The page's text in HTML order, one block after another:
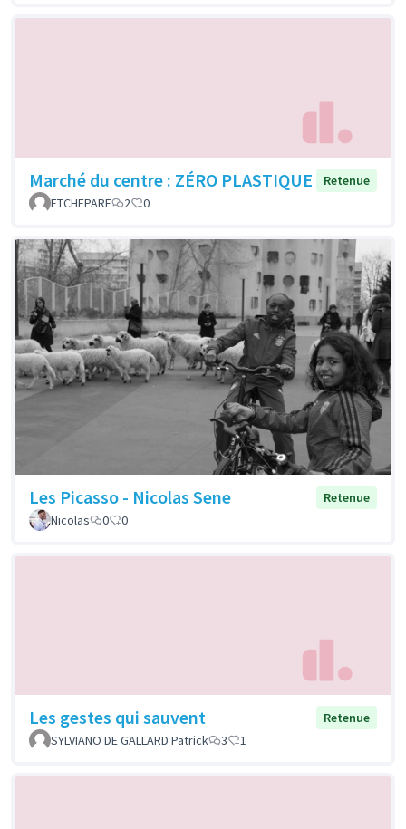
Marché du centre : ZÉRO PLASTIQUE
Retenue
ETCHEPARE
2 0
Les Picasso - Nicolas Sene
Retenue
Nicolas
0 0
Les gestes qui sauvent
Retenue
SYLVIANO DE GALLARD Patrick
3 1